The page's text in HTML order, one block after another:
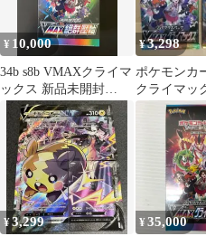
¥ 10,000
34b s8b VMAXクライマ
ックス 新品未開封
1BOX 繁體語
¥3,298
ポケモンカ
クライマッ
ブレイカー
クセット
¥3,299 ¥35,000